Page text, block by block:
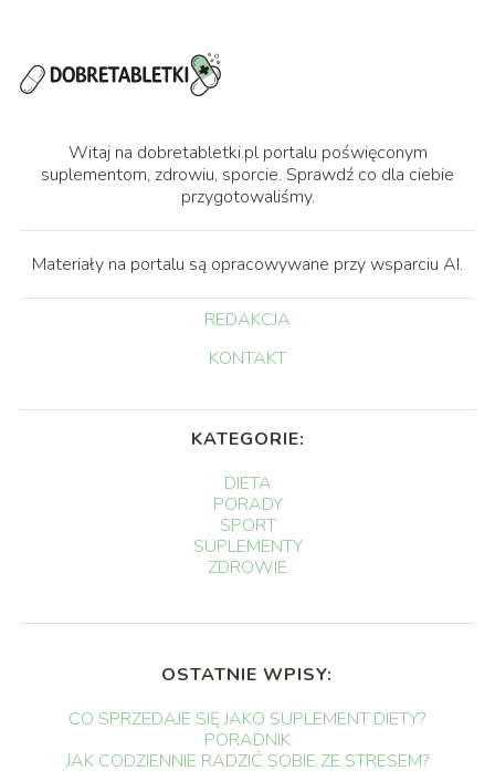
Witaj na dobretabletki.pl portalu poświęconym
suplementom, zdrowiu, sporcie. Sprawdź co dla ciebie
przygotowaliśmy.
Materiały na portalu są opracowywane przy wsparciu AI.
REDAKCJA
KONTAKT
KATEGORIE:
DIETA
PORADY
SPORT
SUPLEMENTY
ZDROWIE
OSTATNIE WPISY:
CO SPRZEDAJE SIĘ JAKO SUPLEMENT DIETY?
PORADNIK
JAK CODZIENNIE RADZIĆ SOBIE ZE STRESEM?